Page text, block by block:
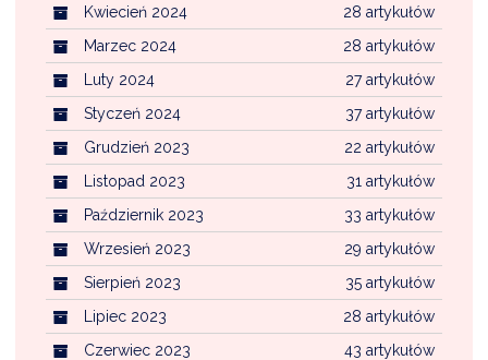
28 artykułów
Kwiecień 2024
28 artykułów
Marzec 2024
27 artykułów
Luty 2024
37 artykułów
Styczeń 2024
22 artykułów
Grudzień 2023
31 artykułów
Listopad 2023
33 artykułów
Październik 2023
29 artykułów
Wrzesień 2023
35 artykułów
Sierpień 2023
28 artykułów
Lipiec 2023
43 artykułów
Czerwiec 2023